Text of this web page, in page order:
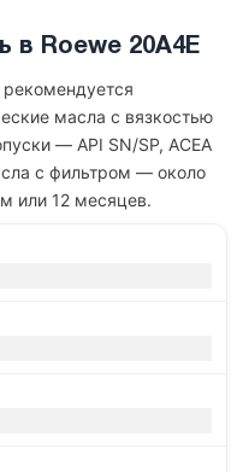
в Roewe 20A4E
рекомендуется
масла с вязкостью
— API SN/SP, ACEA
с фильтром — около
или 12 месяцев.